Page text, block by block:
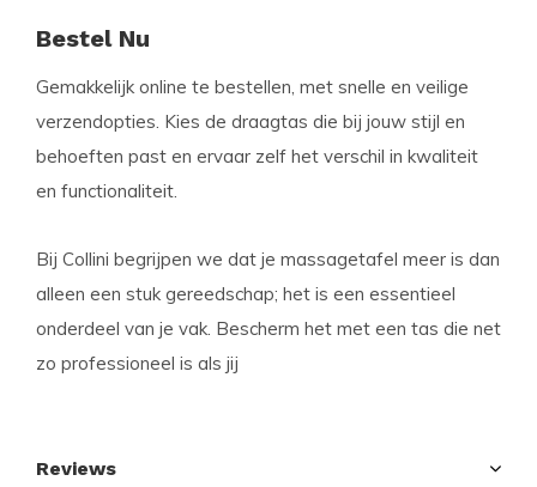
Bestel Nu
Gemakkelijk online te bestellen, met snelle en veilige
verzendopties. Kies de draagtas die bij jouw stijl en
behoeften past en ervaar zelf het verschil in kwaliteit
en functionaliteit.
Bij Collini begrijpen we dat je massagetafel meer is dan
alleen een stuk gereedschap; het is een essentieel
onderdeel van je vak. Bescherm het met een tas die net
zo professioneel is als jij
Reviews